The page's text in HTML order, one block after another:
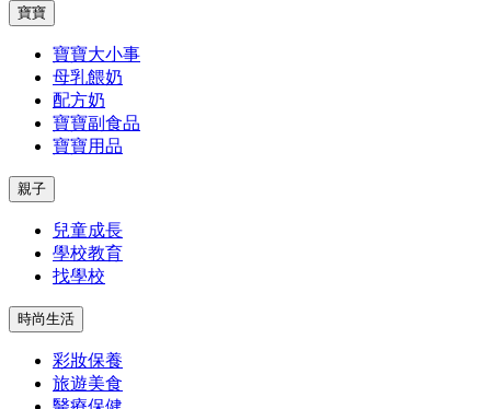
寶寶
寶寶大小事
母乳餵奶
配方奶
寶寶副食品
寶寶用品
親子
兒童成長
學校教育
找學校
時尚生活
彩妝保養
旅遊美食